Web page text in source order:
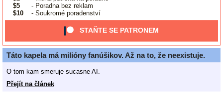
$5
- Poradna bez reklam
$10
- Soukromé poradenství
STAŇTE SE PATRONEM
Táto kapela má milióny fanúšikov. Až na to, že neexistuje.
O tom kam smeruje sucasne AI.
Přejít na článek